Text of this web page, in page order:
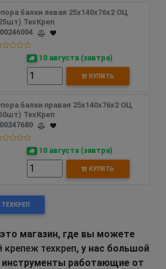
балки левая 25х140х76х2 ОЦ
ТехКреп
10 августа (завтра)
КУПИТЬ
балки правая 25х140х76х2 ОЦ
ТехКреп
10 августа (завтра)
КУПИТЬ
ТЕХКРЕП
магазин, где вы можете
техкреп, у нас большой
инструменты работающие от